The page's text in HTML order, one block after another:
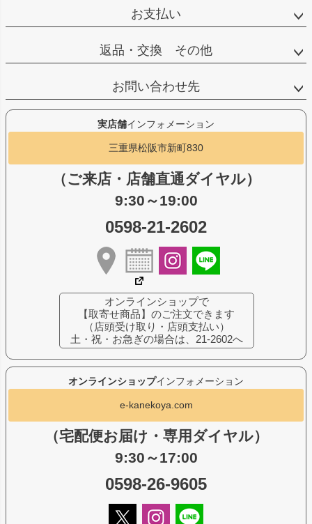
お支払い
返品・交換 その他
お問い合わせ先
オンラインショップインフォメーション
e-kanekoya.com
（宅配便お届け・専用ダイヤル）
9:30～17:00
0598-26-9605
実店舗インフォメーション
三重県松阪市新町830
（ご来店・店舗直通ダイヤル）
9:30～19:00
0598-21-2602
オンラインショップで
【取寄せ商品】のご注文できます
（店頭受け取り・店頭支払い）
土・祝・お急ぎの場合は、21-2602へ